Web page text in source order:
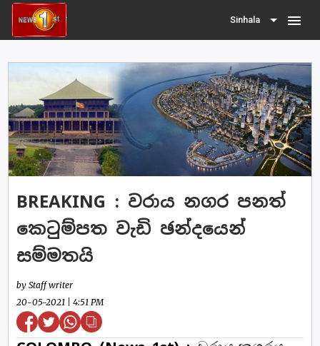
Sinhala menu
BREAKING : වරාය නගර පනත්
කෙටුම්පත වැඩි ඡන්දයෙන්
සම්මතයි
by Staff writer
20-05-2021 | 4:51 PM